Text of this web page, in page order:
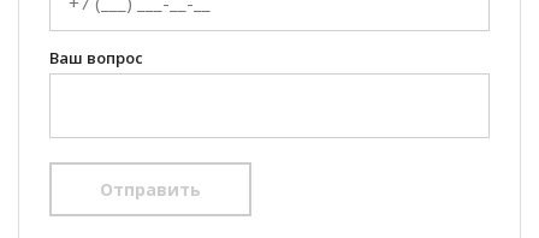
Ваш вопрос
Отправить